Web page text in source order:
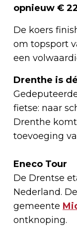
opnieuw €
De koers
om topsport
een
Drenthe is
fietse: naar
Drenthe
toevoeging
Eneco Tour
De Drentse
Nederland.
gemeente
ontknoping.